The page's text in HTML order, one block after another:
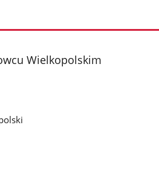
Wielkopolskim